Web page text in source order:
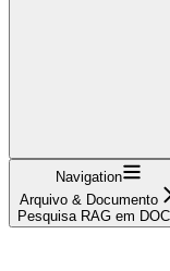
Navigation
Arquivo & Documento
Pesquisa RAG em